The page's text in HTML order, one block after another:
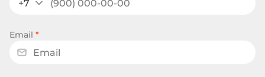
Email *